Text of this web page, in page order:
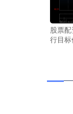
股票
行目标